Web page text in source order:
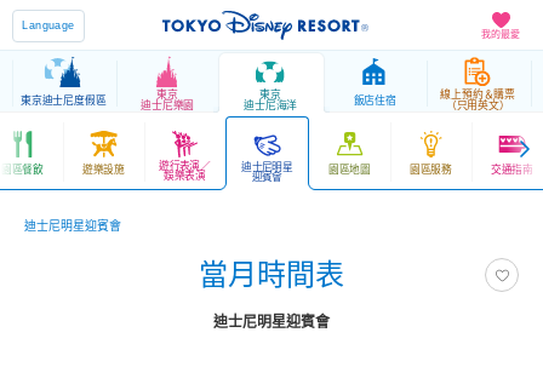
我的最愛
Language
東京迪士尼度假區
東京
迪士尼樂園
東京
迪士尼海洋
飯店住宿
線上預約＆購票
（只用英文）
園區餐飲 遊樂設施 遊行表演／
娛樂表演
迪士尼明星
迎賓會
園區地圖 園區服務 交通指南
迪士尼明星迎賓會
當月時間表
迪士尼明星迎賓會